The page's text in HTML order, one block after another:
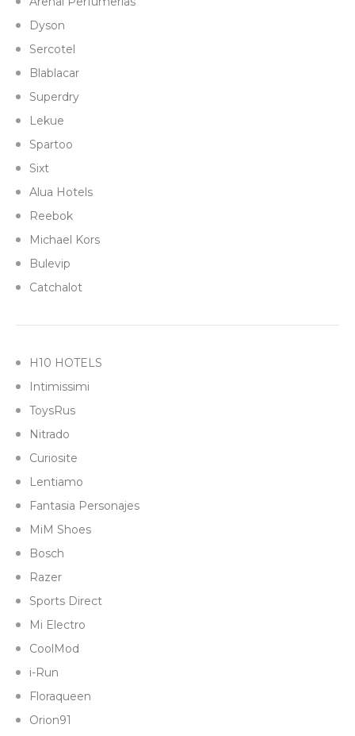
Dyson
Sercotel
Blablacar
Superdry
Lekue
Spartoo
Sixt
Alua Hotels
Reebok
Michael Kors
Bulevip
Catchalot
H10 HOTELS
Intimissimi
ToysRus
Nitrado
Curiosite
Lentiamo
Fantasia Personajes
MiM Shoes
Bosch
Razer
Sports Direct
Mi Electro
CoolMod
i-Run
Floraqueen
Orion91